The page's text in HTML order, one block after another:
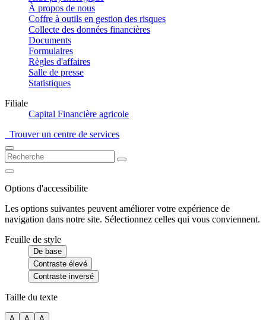
À propos de nous
Coffre à outils en gestion des risques
Collecte des données financières
Documents
Formulaires
Règles d'affaires
Salle de presse
Statistiques
Filiale
Capital Financière agricole
Trouver un centre de services
Options d'accessibilite
Les options suivantes peuvent améliorer votre expérience de
navigation dans notre site. Sélectionnez celles qui vous conviennent.
Feuille de style
De base
Contraste élevé
Contraste inversé
Taille du texte